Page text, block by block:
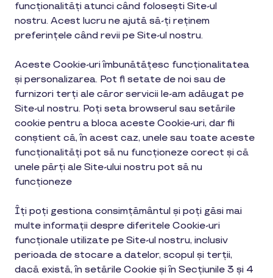
funcționalități atunci când folosești Site-ul
nostru. Acest lucru ne ajută să-ți reținem
preferințele când revii pe Site-ul nostru.
Aceste Cookie-uri îmbunătățesc funcționalitatea
și personalizarea. Pot fi setate de noi sau de
furnizori terți ale căror servicii le-am adăugat pe
Site-ul nostru. Poți seta browserul sau setările
cookie pentru a bloca aceste Cookie-uri, dar fii
conștient că, în acest caz, unele sau toate aceste
funcționalități pot să nu funcționeze corect și că
unele părți ale Site-ului nostru pot să nu
funcționeze
Îți poți gestiona consimțământul și poți găsi mai
multe informații despre diferitele Cookie-uri
funcționale utilizate pe Site-ul nostru, inclusiv
perioada de stocare a datelor, scopul și terții,
dacă există, în setările Cookie și în Secțiunile 3 și 4